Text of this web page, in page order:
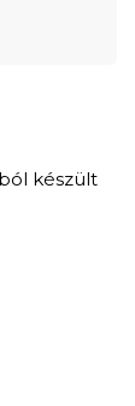
készült